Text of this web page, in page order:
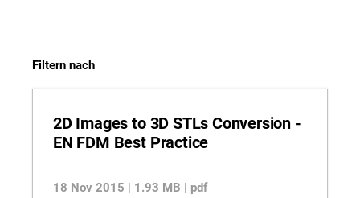
Filtern nach
2D Images to 3D STLs Conversion -
EN FDM Best Practice
18 Nov 2015 | 1.93 MB | pdf